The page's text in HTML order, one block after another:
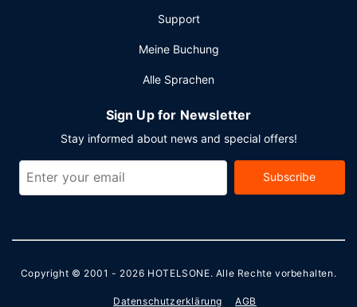
Support
Meine Buchung
Alle Sprachen
Sign Up for Newsletter
Stay informed about news and special offers!
Subscribe
Copyright © 2001 - 2026 HOTELSONE. Alle Rechte vorbehalten.
Datenschutzerklärung AGB